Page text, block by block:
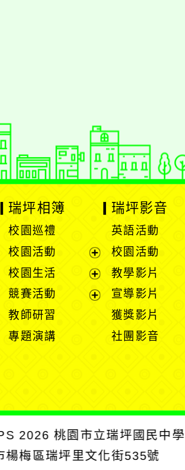
瑞坪相簿
校園巡禮
校園活動
展
選
校園生活
展
競賽活動
教師研習
專題演講
瑞坪影音
英語活動
校園活動
教學影片
宣導影片
獲獎影片
社團影音
2026桃園市立瑞坪國民中學
楊梅區瑞坪里文化街535號